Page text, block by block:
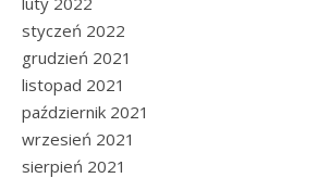
styczeń 2022
grudzień 2021
listopad 2021
październik 2021
wrzesień 2021
sierpień 2021